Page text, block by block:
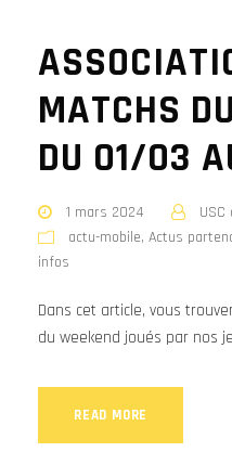
MATCHS
DU 01/03
1 mars 2024
actu-mobile, Actus
infos
Dans cet article, vous
du weekend joués par nos
READ MORE